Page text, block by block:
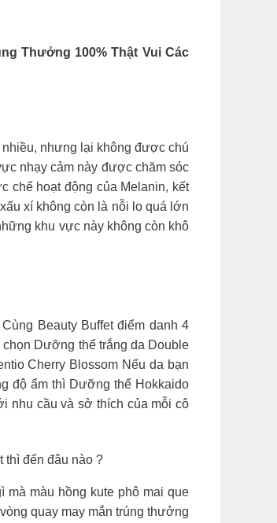
Thưởng 100% Thật Vui Các
nhiều, nhưng lại không được chú
nhạy cảm này được chăm sóc
chế hoạt động của Melanin, kết
xí không còn là nỗi lo quá lớn
khu vực này không còn khô
Beauty Buffet điểm danh 4
Dưỡng thể trắng da Double
Cherry Blossom Nếu da bạn
độ ẩm thì Dưỡng thể Hokkaido
nhu cầu và sở thích của mỗi cô
thì đến đâu nào ?
mà màu hồng kute phô mai que
quay may mắn trúng thưởng